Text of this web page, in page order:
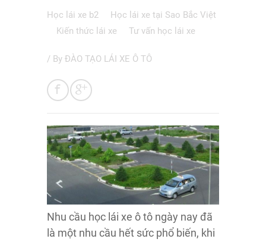
Học lái xe b2
Học lái xe tại Sao Bắc Việt
Kiến thức lái xe
Tư vấn học lái xe
/ By ĐÀO TẠO LÁI XE Ô TÔ
Nhu cầu học lái xe ô tô ngày nay đã
là một nhu cầu hết sức phổ biến, khi